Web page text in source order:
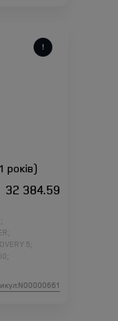
років)
32 384.59
5;